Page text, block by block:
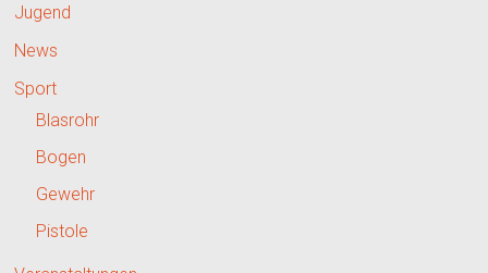
Jugend
News
Sport
Blasrohr
Bogen
Gewehr
Pistole